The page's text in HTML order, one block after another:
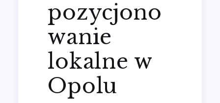
pozycjono
wanie
lokalne w
Opolu